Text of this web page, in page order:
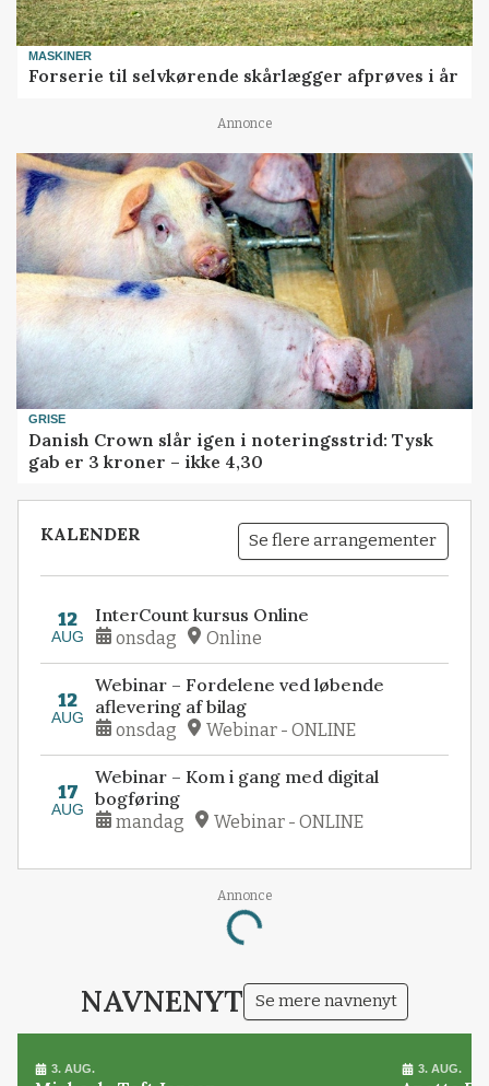
MASKINER
Forserie til selvkørende skårlægger afprøves i år
Annonce
GRISE
Danish Crown slår igen i noteringsstrid: Tysk
gab er 3 kroner – ikke 4,30
KALENDER Se flere arrangementer
12
AUG
InterCount kursus Online
onsdag Online
12
AUG
Webinar – Fordelene ved løbende
aflevering af bilag
onsdag Webinar - ONLINE
17
AUG
Webinar – Kom i gang med digital
bogføring
mandag Webinar - ONLINE
Annonce
Loading...
NAVNENYT Se mere navnenyt
3. AUG. 3. AUG.